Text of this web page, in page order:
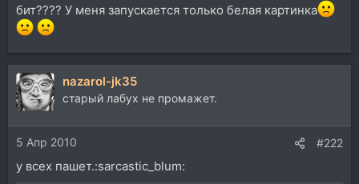
бит???? У меня запускается только белая картинка
nazarol-jk35
старый лабух не промажет.
5 Апр 2010 #222
у всех пашет.:sarcastic_blum: